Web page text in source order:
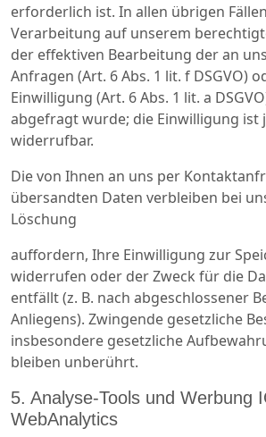
erforderlich ist. In allen übrigen
Verarbeitung auf unserem
der effektiven Bearbeitung der an
Anfragen (Art. 6 Abs. 1 lit. f DSGVO)
Einwilligung (Art. 6 Abs. 1 lit. a
abgefragt wurde; die Einwilligung ist
widerrufbar.
Die von Ihnen an uns per
übersandten Daten verbleiben bei
Löschung
auffordern, Ihre Einwilligung zur
widerrufen oder der Zweck für die
entfällt (z. B. nach abgeschlossener
Anliegens). Zwingende gesetzliche
insbesondere gesetzliche
bleiben unberührt.
5. Analyse-Tools und Werbung
WebAnalytics